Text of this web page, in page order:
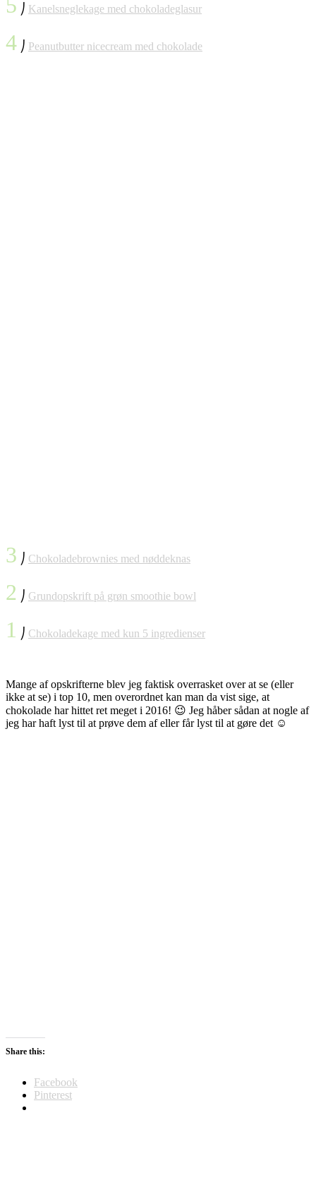
5 ⎠ Kanelsneglekage med chokoladeglasur
4 ⎠ Peanutbutter nicecream med chokolade
3 ⎠ Chokoladebrownies med nøddeknas
2 ⎠ Grundopskrift på grøn smoothie bowl
1 ⎠ Chokoladekage med kun 5 ingredienser
Mange af opskrifterne blev jeg faktisk overrasket over at se (eller
ikke at se) i top 10, men overordnet kan man da vist sige, at
chokolade har hittet ret meget i 2016! 😉 Jeg håber sådan at nogle af
jeg har haft lyst til at prøve dem af eller får lyst til at gøre det ☺️
Share this:
Facebook
Pinterest